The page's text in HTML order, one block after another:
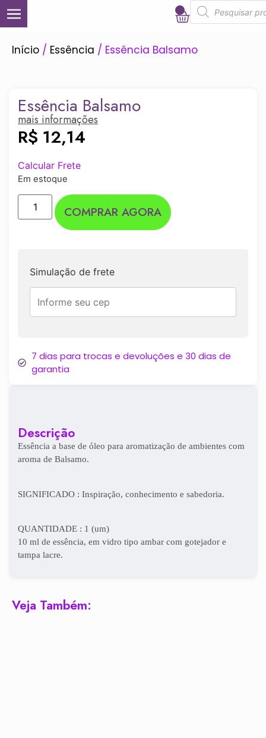
Início / Essência / Essência Balsamo
Descrição
Essência a base de óleo para aromatização de ambientes com
aroma de Balsamo.
SIGNIFICADO : Inspiração, conhecimento e sabedoria.
QUANTIDADE : 1 (um)
10 ml de essência, em vidro tipo ambar com gotejador e
tampa lacre.
Essência Balsamo
mais informações
R$ 12,14
Calcular Frete
Em estoque
COMPRAR AGORA
Simulação de frete
7 dias para trocas e devoluções e 30 dias de
garantia
Veja Também: